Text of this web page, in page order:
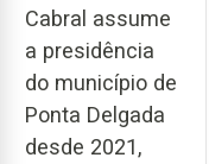
Cabral assume
a presidência
do município de
Ponta Delgada
desde 2021,